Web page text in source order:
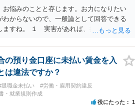
ても，基本的に受任まで考えてもらえるこ
の一つかもしれません。
お悩みのことと存じます。お力になりたい
わからないので、一般論として回答できる
ますね。 １ 実害があれば、損害賠償請求
求は可能ですが、損害との因果関係の立証
す。客観的証拠が不可欠です。 ２ 休職期
ついて無効だと争える可能性が高いです。
れたい場合には、労務管理と労働法にかな
理等にも通じた弁護士等に相談し、法的
後の対応を検討するべきです。良い解決
の預り金口座に未払い賃金を入
は違法ですか？
退職金未払い
#労働・雇用契約違反
・就業規則作成
役にたった 1